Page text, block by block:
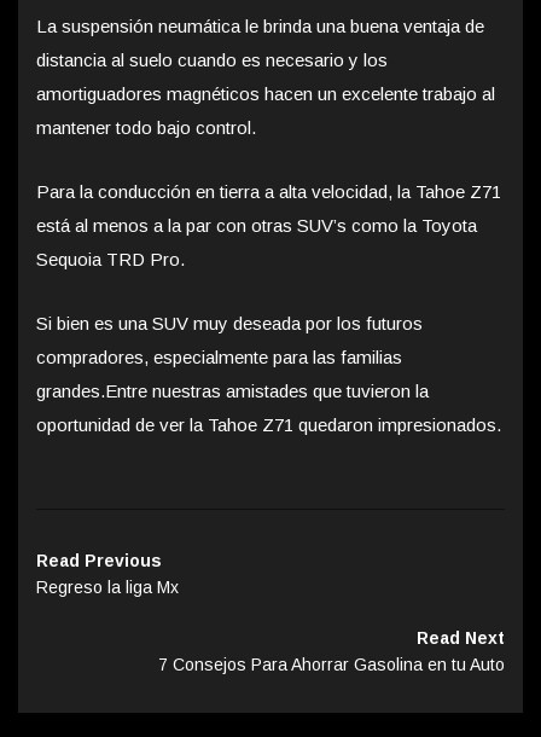
La suspensión neumática le brinda una buena ventaja de
distancia al suelo cuando es necesario y los
amortiguadores magnéticos hacen un excelente trabajo al
mantener todo bajo control.
Para la conducción en tierra a alta velocidad, la Tahoe Z71
está al menos a la par con otras SUV’s como la Toyota
Sequoia TRD Pro.
Si bien es una SUV muy deseada por los futuros
compradores, especialmente para las familias
grandes.Entre nuestras amistades que tuvieron la
oportunidad de ver la Tahoe Z71 quedaron impresionados.
Read Previous
Regreso la liga Mx
Read Next
7 Consejos Para Ahorrar Gasolina en tu Auto